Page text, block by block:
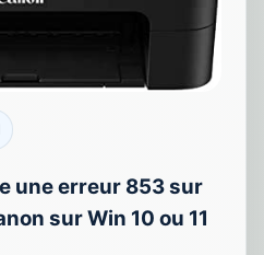
une erreur 853 sur
sur Win 10 ou 11